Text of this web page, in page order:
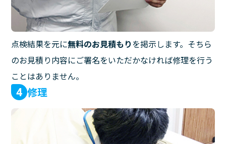
点検結果を元に無料のお見積もりを掲示します。そちら
のお見積り内容にご署名をいただかなければ修理を行う
ことはありません。
4 修理